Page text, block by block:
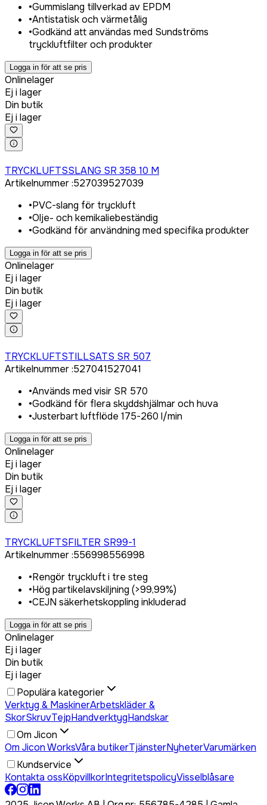
•Gummislang tillverkad av EPDM
•Antistatisk och värmetålig
•Godkänd att användas med Sundströms
tryckluftfilter och produkter
Logga in för att se pris
Onlinelager
Ej i lager
Din butik
Ej i lager
TRYCKLUFTSSLANG SR 358 10 M
Artikelnummer:527039527039
•PVC-slang för tryckluft
•Olje- och kemikaliebeständig
•Godkänd för användning med specifika produkter
Logga in för att se pris
Onlinelager
Ej i lager
Din butik
Ej i lager
TRYCKLUFTSTILLSATS SR 507
Artikelnummer:527041527041
•Används med visir SR 570
•Godkänd för flera skyddshjälmar och huva
•Justerbart luftflöde 175-260 l/min
Logga in för att se pris
Onlinelager
Ej i lager
Din butik
Ej i lager
TRYCKLUFTSFILTER SR99-1
Artikelnummer:556998556998
•Rengör tryckluft i tre steg
•Hög partikelavskiljning (>99,99%)
•CEJN säkerhetskoppling inkluderad
Logga in för att se pris
Onlinelager
Ej i lager
Din butik
Ej i lager
Populära kategorier
Verktyg & MaskinerArbetskläder &
SkorSkruvTejpHandverktygHandskar
Om Jicon
Om Jicon WorksVåra butikerTjänsterNyheterVarumärken
Kundservice
Kontakta ossKöpvillkorIntegritetspolicyVisselblåsare